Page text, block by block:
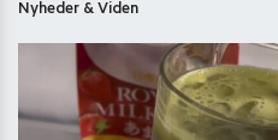
Nyheder & Viden